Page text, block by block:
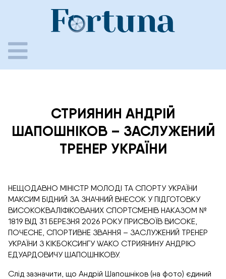
СТРИЯНИН АНДРІЙ
ШАПОШНІКОВ – ЗАСЛУЖЕНИЙ
ТРЕНЕР УКРАЇНИ
НЕЩОДАВНО МІНІСТР МОЛОДІ ТА СПОРТУ УКРАЇНИ
МАКСИМ БІДНИЙ ЗА ЗНАЧНИЙ ВНЕСОК У ПІДГОТОВКУ
ВИСОКОКВАЛІФІКОВАНИХ СПОРТСМЕНІВ НАКАЗОМ №
1819 ВІД 31 БЕРЕЗНЯ 2026 РОКУ ПРИСВОЇВ ВИСОКЕ,
ПОЧЕСНЕ, СПОРТИВНЕ ЗВАННЯ – ЗАСЛУЖЕНИЙ ТРЕНЕР
УКРАЇНИ З КІКБОКСИНГУ WAKO СТРИЯНИНУ АНДРІЮ
ЕДУАРДОВИЧУ ШАПОШНІКОВУ.
Слід зазначити, що Андрій Шапошніков (на фото) єдиний